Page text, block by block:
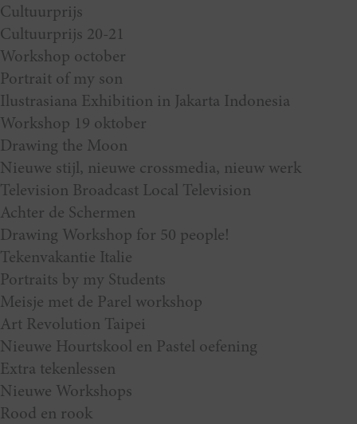
Cultuurprijs
Cultuurprijs 20-21
Workshop october
Portrait of my son
Ilustrasiana Exhibition in Jakarta Indonesia
Workshop 19 oktober
Drawing the Moon
Nieuwe stijl, nieuwe crossmedia, nieuw werk
Television Broadcast Local Television
Achter de Schermen
Drawing Workshop for 50 people!
Tekenvakantie Italie
Portraits by my Students
Meisje met de Parel workshop
Art Revolution Taipei
Nieuwe Hourtskool en Pastel oefening
Extra tekenlessen
Nieuwe Workshops
Rood en rook